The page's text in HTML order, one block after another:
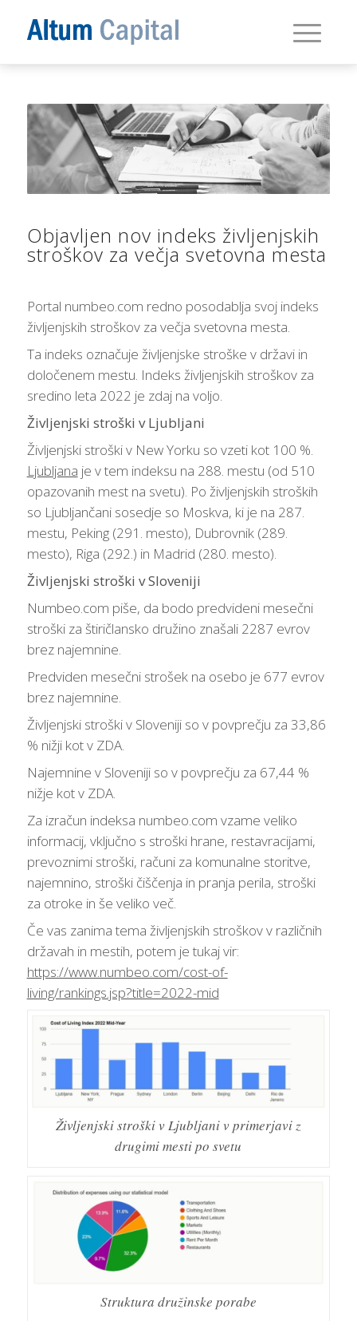
Objavljen nov indeks življenjskih
stroškov za večja svetovna mesta
Portal numbeo.com redno posodablja svoj indeks
življenjskih stroškov za večja svetovna mesta.
Ta indeks označuje življenjske stroške v državi in
določenem mestu. Indeks življenjskih stroškov za
sredino leta 2022 je zdaj na voljo.
Življenjski stroški v Ljubljani
Življenjski stroški v New Yorku so vzeti kot 100 %.
Ljubljana je v tem indeksu na 288. mestu (od 510
opazovanih mest na svetu). Po življenjskih stroških
so Ljubljančani sosedje so Moskva, ki je na 287.
mestu, Peking (291. mesto), Dubrovnik (289.
mesto), Riga (292.) in Madrid (280. mesto).
Življenjski stroški v Sloveniji
Numbeo.com piše, da bodo predvideni mesečni
stroški za štiričlansko družino znašali 2287 evrov
brez najemnine.
Predviden mesečni strošek na osebo je 677 evrov
brez najemnine.
Življenjski stroški v Sloveniji so v povprečju za 33,86
% nižji kot v ZDA.
Najemnine v Sloveniji so v povprečju za 67,44 %
nižje kot v ZDA.
Za izračun indeksa numbeo.com vzame veliko
informacij, vključno s stroški hrane, restavracijami,
prevoznimi stroški, računi za komunalne storitve,
najemnino, stroški čiščenja in pranja perila, stroški
za otroke in še veliko več.
Če vas zanima tema življenjskih stroškov v različnih
državah in mestih, potem je tukaj vir:
https://www.numbeo.com/cost-of-
living/rankings.jsp?title=2022-mid
Življenjski stroški v Ljubljani v primerjavi z
drugimi mesti po svetu
Struktura družinske porabe